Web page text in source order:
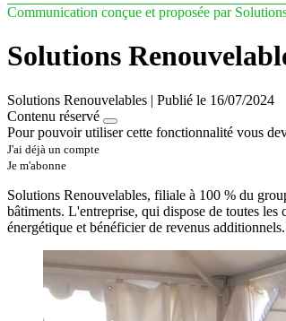
Communication conçue et proposée par
Solutions
Solutions Renouvelables | Publié le 16/07/2024
Contenu réservé
Pour pouvoir utiliser cette fonctionnalité vous
J'ai déjà un compte
Je m'abonne
Solutions Renouvelables, filiale à 100 % du
bâtiments. L'entreprise, qui dispose de toutes les
énergétique et bénéficier de revenus additionnels.